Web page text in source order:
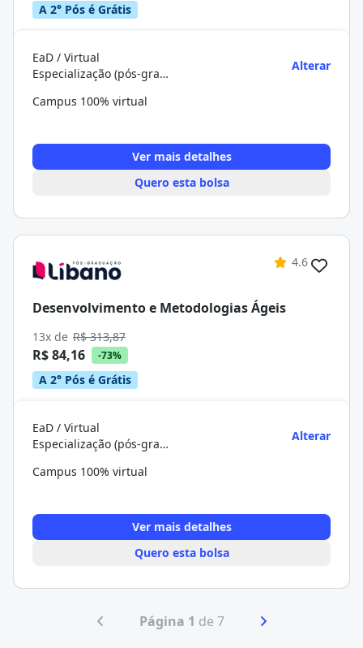
A 2° Pós é Grátis
EaD / Virtual
Especialização (pós-graduação)
Alterar
Campus 100% virtual
Ver mais detalhes
Quero esta bolsa
4.6
Desenvolvimento e Metodologias Ágeis
13x de R$ 313,87
R$ 84,16 -73%
A 2° Pós é Grátis
EaD / Virtual
Especialização (pós-graduação)
Alterar
Campus 100% virtual
Ver mais detalhes
Quero esta bolsa
Página 1 de 7